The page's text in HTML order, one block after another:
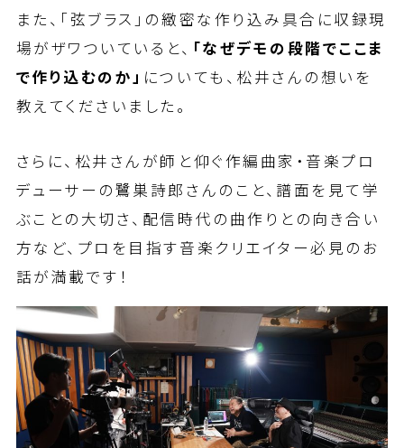
また、「弦ブラス」の緻密な作り込み具合に収録現
場がザワついていると、 「なぜデモの段階でここま
で作り込むのか」 についても、松井さんの想いを
教えてくださいました。
さらに、松井さんが師と仰ぐ作編曲家・音楽プロ
デューサーの鷺巣詩郎さんのこと、譜面を見て学
ぶことの大切さ、配信時代の曲作りとの向き合い
方など、プロを目指す音楽クリエイター必見のお
話が満載です！